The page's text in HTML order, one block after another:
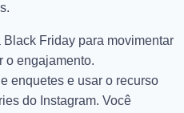
Friday para movimentar
o engajamento.
enquetes e usar o recurso
do Instagram. Você